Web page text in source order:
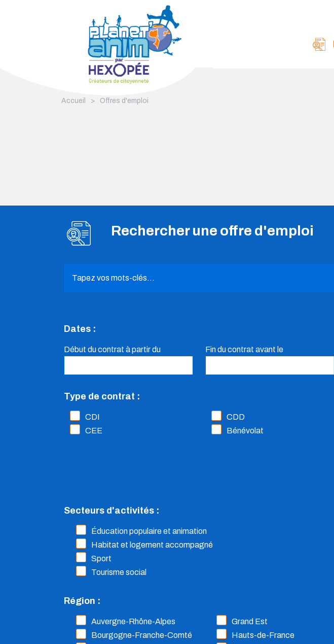
Accueil > Offres d'emploi
Rechercher une offre d'emploi
Dates :
Début du contrat à partir du Fin du contrat avant le
Type de contrat :
CDI
CDD
CEE
Bénévolat
Secteurs d'activités :
Éducation populaire et animation
Habitat et logement accompagné
Sport
Tourisme social
Région :
Auvergne-Rhône-Alpes
Bourgogne-Franche-Comté
Grand Est
Hauts-de-France